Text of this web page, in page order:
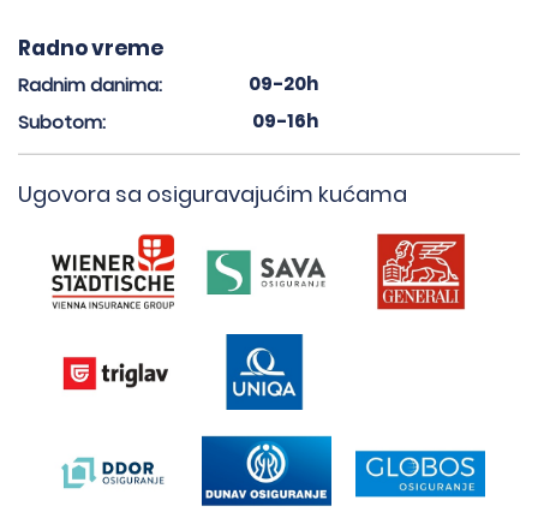
Radno vreme
Radnim danima:
09-20h
Subotom:
09-16h
Ugovora sa osiguravajućim kućama